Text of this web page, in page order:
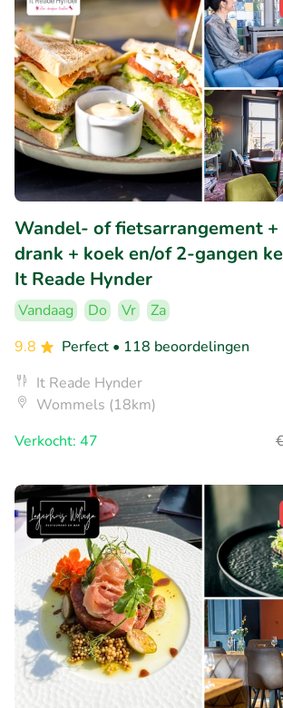
Wandel- of fietsarrangement
drank + koek en/of 2-gangen
It Reade Hynder
Vandaag Do Vr
Za
9.8
Perfect • 118 beoordelingen
It Reade Hynder
Wommels (18km)
Verkocht: 47